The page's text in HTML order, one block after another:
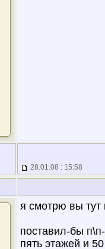
28.01.08 : 15:58
я смотрю вы тут
поставил-бы
пять этажей и